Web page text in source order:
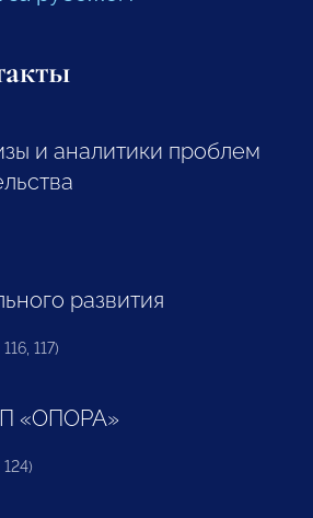
и аналитики проблем
развития
117)
«ОПОРА»